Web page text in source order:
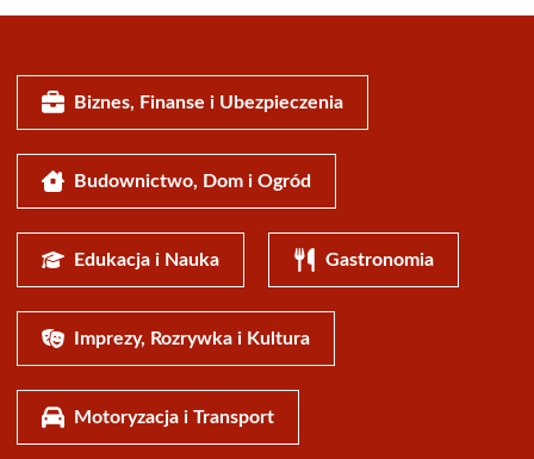
Biznes, Finanse i Ubezpieczenia
Budownictwo, Dom i Ogród
Edukacja i Nauka Gastronomia
Imprezy, Rozrywka i Kultura
Motoryzacja i Transport